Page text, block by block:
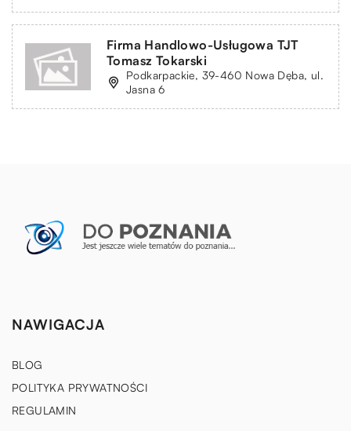
Firma Handlowo-Usługowa TJT
Tomasz Tokarski
Podkarpackie, 39-460 Nowa Dęba, ul.
Jasna 6
NAWIGACJA
BLOG
POLITYKA PRYWATNOŚCI
REGULAMIN